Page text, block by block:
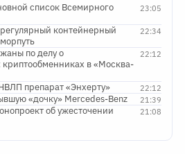
23:05
список Всемирного
22:34
контейнерный
22:12
по делу о
в «Москва-
22:12
препарат «Энхерту»
21:39
«дочку» Mercedes-Benz
21:08
об ужесточении